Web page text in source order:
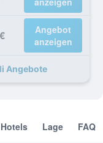
Angebot
anzeigen
Angebote
Lage FAQ